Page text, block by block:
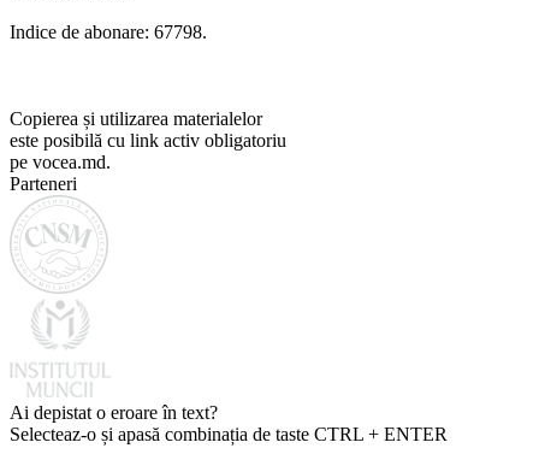
Indice de abonare: 67798.
Copierea și utilizarea materialelor
este posibilă cu link activ obligatoriu
pe vocea.md.
Parteneri
Ai depistat o eroare în text?
Selecteaz-o și apasă combinația de taste CTRL + ENTER